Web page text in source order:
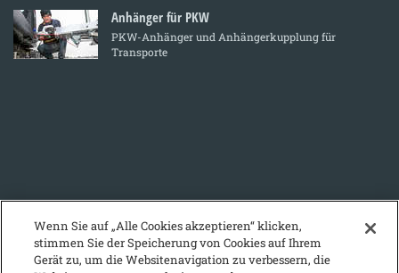
Anhänger für PKW
PKW-Anhänger und Anhängerkupplung für
Transporte
Wenn Sie auf „Alle Cookies akzeptieren“ klicken,
stimmen Sie der Speicherung von Cookies auf Ihrem
Gerät zu, um die Websitenavigation zu verbessern, die